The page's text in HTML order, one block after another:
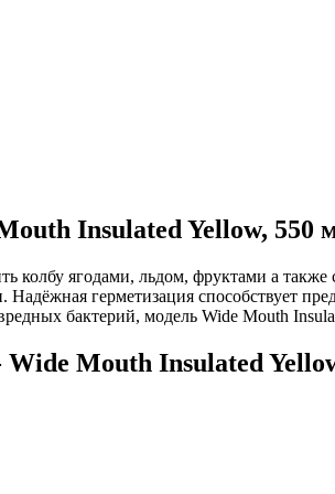
Insulated Yellow, 550
ягодами, льдом, фруктами а
герметизация способствует
бактерий, модель Wide Mouth
Wide Mouth Insulated